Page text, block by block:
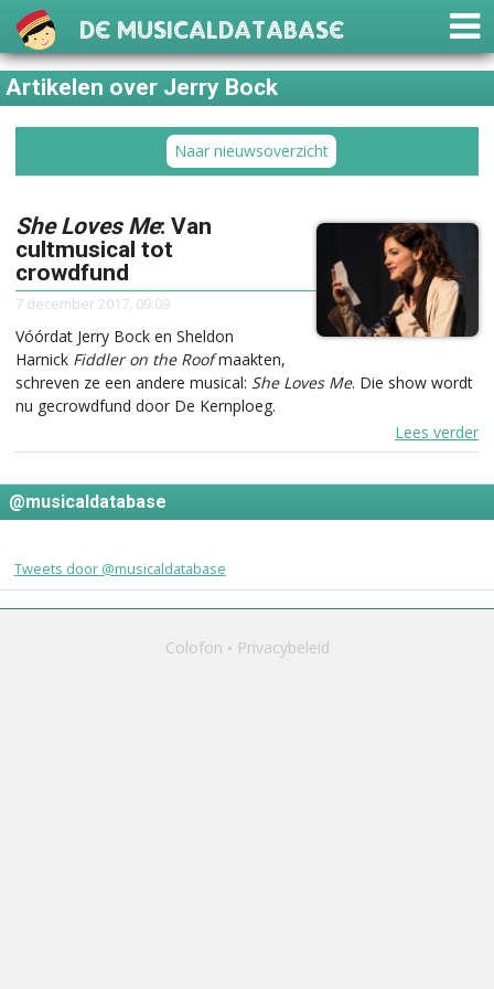
De Musicaldatabase
Artikelen over Jerry Bock
Naar nieuwsoverzicht
She Loves Me: Van
cultmusical tot
crowdfund
7 december 2017, 09:09
Vóórdat Jerry Bock en Sheldon
Harnick Fiddler on the Roofmaakten,
schreven ze een andere musical: She Loves Me. Die show wordt
nu gecrowdfund door De Kernploeg.
Lees verder
@musicaldatabase
Tweets door @musicaldatabase
Colofon Privacybeleid